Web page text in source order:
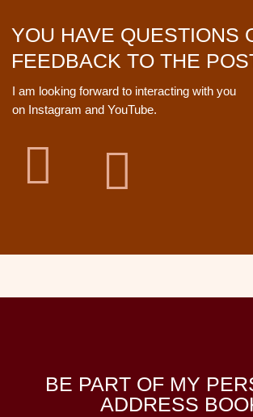
YOU HAVE QUESTIONS
FEEDBACK TO THE
I am looking forward to interacting with you
on Instagram and YouTube.
 
BE PART OF MY
ADDRESS